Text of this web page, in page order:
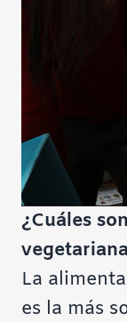
¿Cuáles
La
es la más